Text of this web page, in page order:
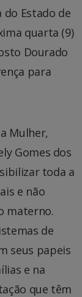
do Estado de
quarta (9)
Dourado
para
Mulher,
Gomes dos
toda a
e não
materno.
de
seus papeis
e na
que têm